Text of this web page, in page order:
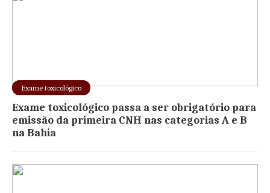
Exame toxicológico
Exame toxicológico passa a ser obrigatório para
emissão da primeira CNH nas categorias A e B
na Bahia